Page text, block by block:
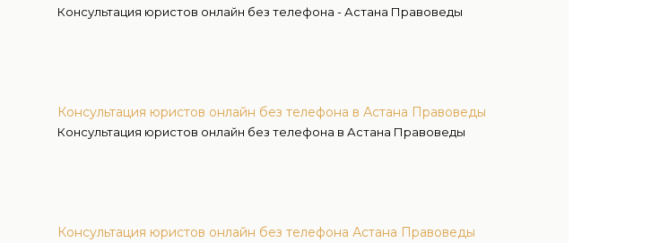
Консультация юристов онлайн без телефона - Астана Правоведы
Консультация юристов онлайн без телефона в Астана Правоведы
Консультация юристов онлайн без телефона в Астана Правоведы
Консультация юристов онлайн без телефона Астана Правоведы